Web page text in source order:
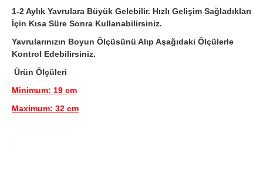
1-2 Aylık Yavrulara Büyük Gelebilir. Hızlı Gelişim Sağladıkları
İçin Kısa Süre Sonra Kullanabilirsiniz.
Yavrularınızın Boyun Ölçüsünü Alıp Aşağıdaki Ölçülerle
Kontrol Edebilirsiniz.
Ürün Ölçüleri
Minimum: 19 cm
Maximum: 32 cm